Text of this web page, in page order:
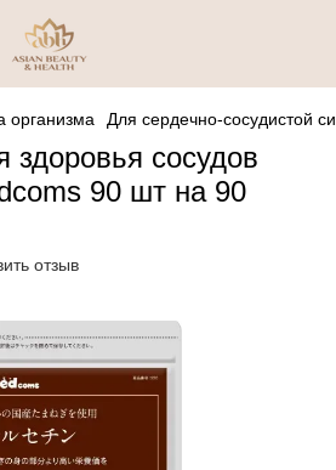
организма Для сердечно-сосудистой
здоровья сосудов
90 шт на 90
отзыв